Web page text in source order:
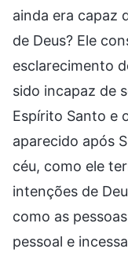
ainda era capaz
de Deus? Ele
esclarecimento
sido incapaz de
Espírito Santo e
aparecido após
céu, como ele
intenções de
como as
pessoal e